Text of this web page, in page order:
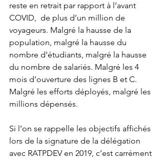
reste en retrait par rapport à l’avant
COVID,  de plus d’un million de
voyageurs. Malgré la hausse de la
population, malgré la hausse du
nombre d’étudiants, malgré la hausse
du nombre de salariés. Malgré les 4
mois d’ouverture des lignes B et C.
Malgré les efforts déployés, malgré les
millions dépensés.
Si l’on se rappelle les objectifs affichés
lors de la signature de la délégation
avec RATPDEV en 2019, c’est carrément